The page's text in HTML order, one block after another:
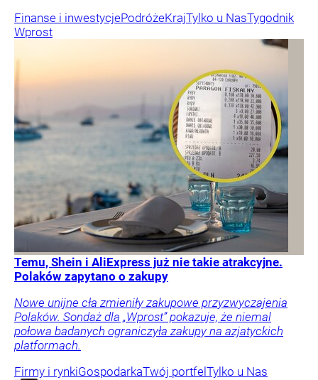
Finanse i inwestycjePodróżeKrajTylko u NasTygodnik
Wprost
Temu, Shein i AliExpress już nie takie atrakcyjne.
Polaków zapytano o zakupy
Nowe unijne cła zmieniły zakupowe przyzwyczajenia
Polaków. Sondaż dla „Wprost” pokazuje, że niemal
połowa badanych ograniczyła zakupy na azjatyckich
platformach.
Firmy i rynkiGospodarkaTwój portfel Tylko u Nas